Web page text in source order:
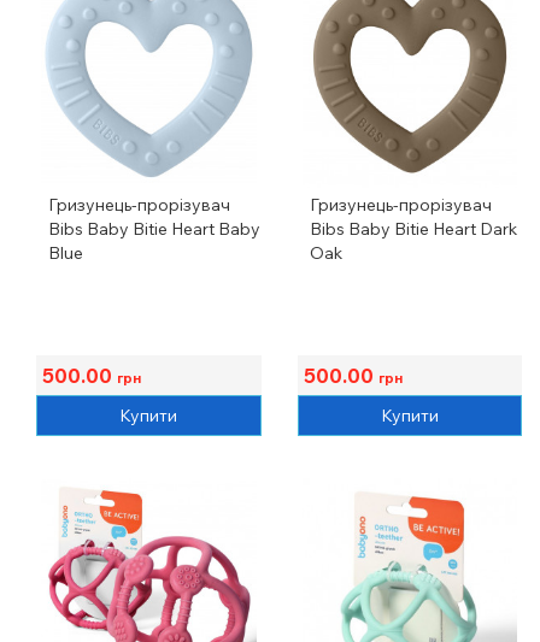
Гризунець-прорізувач
Bibs Baby Bitie Heart Baby
Blue
500.00 грн
Купити
Гризунець-прорізувач
Bibs Baby Bitie Heart Dark
Oak
500.00 грн
Купити